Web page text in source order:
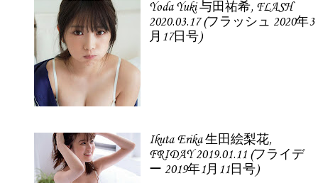
Yoda Yuki 与田祐希, FLASH
2020.03.17 (フラッシュ 2020年3
月17日号)
Ikuta Erika 生田絵梨花,
FRIDAY 2019.01.11 (フライデ
ー 2019年1月11日号)